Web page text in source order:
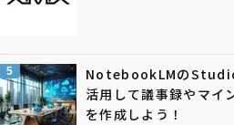
5
NotebookLMの
活用して議事録やマイ
を作成しよう！